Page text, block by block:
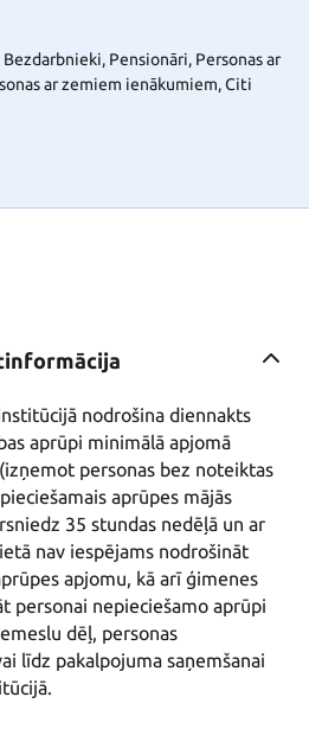
Pensionāri, Personas ar
ar zemiem ienākumiem, Citi
nodrošina diennakts
aprūpi minimālā apjomā
personas bez noteiktas
aprūpes mājās
35 stundas nedēļā un ar
nav iespējams nodrošināt
apjomu, kā arī ģimenes
personai nepieciešamo aprūpi
dēļ, personas
līdz pakalpojuma saņemšanai